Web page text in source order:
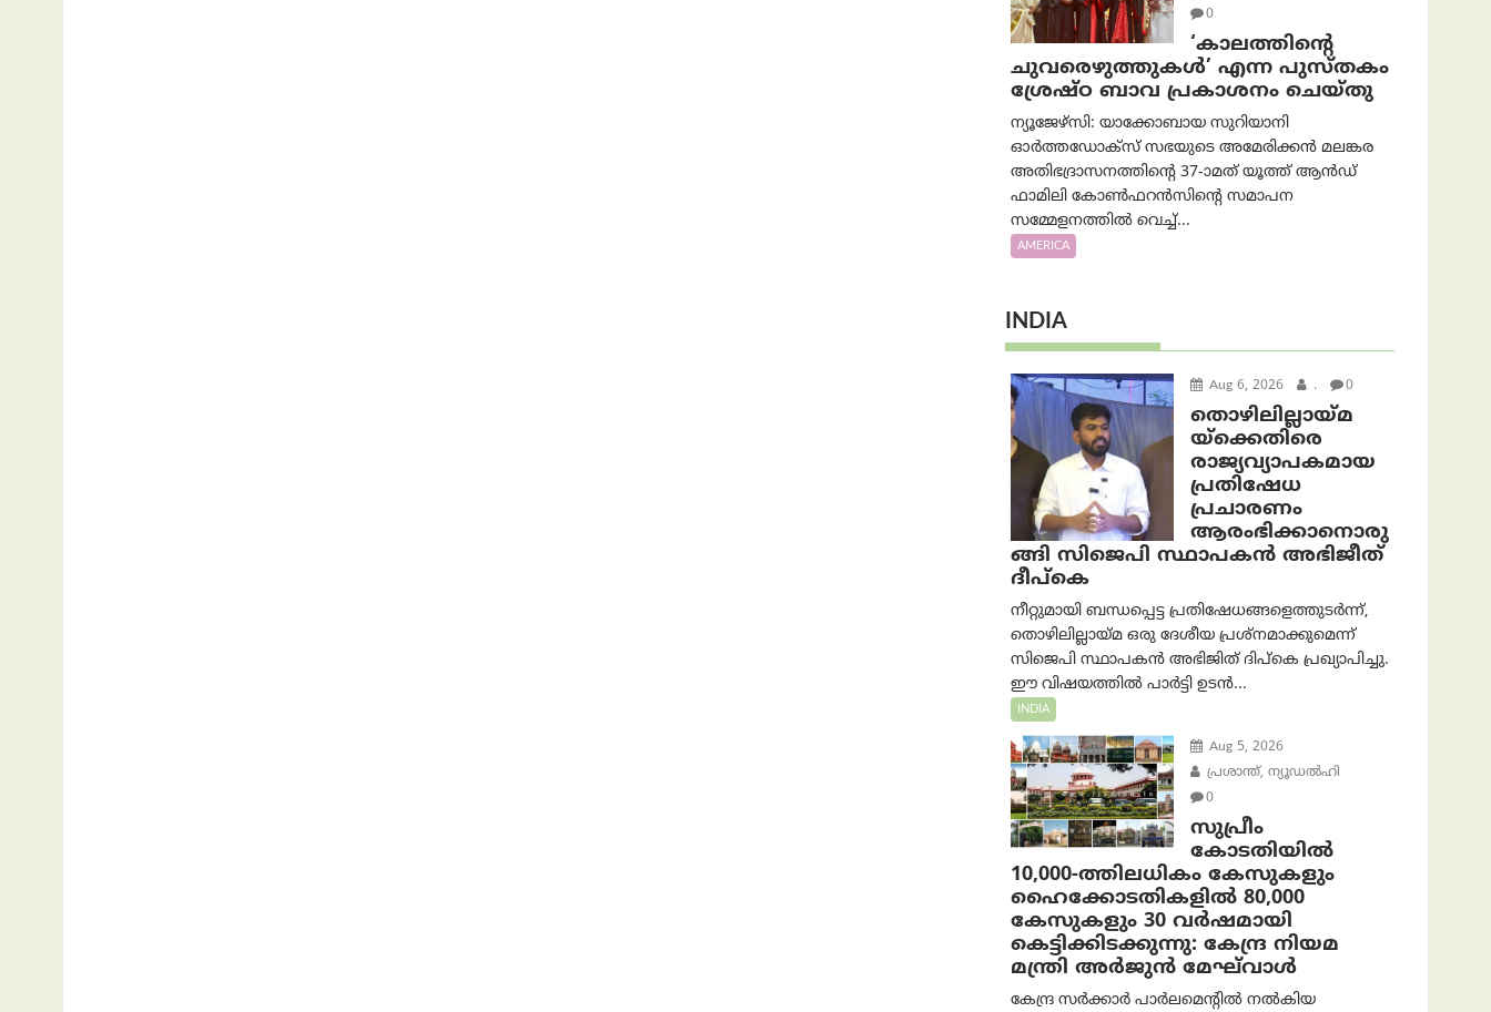
0
‘കാലത്തിന്‍റെ
ചുവരെഴുത്തുകള്‍’ എന്ന പുസ്തകം
ശ്രേഷ്ഠ ബാവ പ്രകാശനം ചെയ്തു
ന്യൂജേഴ്സി: യാക്കോബായ സുറിയാനി
ഓര്‍ത്തഡോക്സ് സഭയുടെ അമേരിക്കന്‍ മലങ്കര
അതിഭദ്രാസനത്തിന്‍റെ 37-ാമത് യൂത്ത് ആന്‍ഡ്
ഫാമിലി കോണ്‍ഫറന്‍സിന്‍റെ സമാപന
സമ്മേളനത്തില്‍ വെച്ച്...
AMERICA
INDIA
Aug 6, 2026 . 0
തൊഴിലില്ലായ്മ
യ്ക്കെതിരെ
രാജ്യവ്യാപകമായ
പ്രതിഷേധ
പ്രചാരണം
ആരംഭിക്കാനൊരു
ങ്ങി സിജെപി സ്ഥാപകന്‍ അഭിജീത്
ദീപ്കെ
നീറ്റുമായി ബന്ധപ്പെട്ട പ്രതിഷേധങ്ങളെത്തുടർന്ന്,
തൊഴിലില്ലായ്മ ഒരു ദേശീയ പ്രശ്നമാക്കുമെന്ന്
സിജെപി സ്ഥാപകൻ അഭിജിത് ദിപ്കെ പ്രഖ്യാപിച്ചു.
ഈ വിഷയത്തിൽ പാർട്ടി ഉടൻ...
INDIA
Aug 5, 2026
പ്രശാന്ത്, ന്യൂഡല്‍ഹി
0
സുപ്രീം
കോടതിയിൽ
10,000-ത്തിലധികം കേസുകളും
ഹൈക്കോടതികളിൽ 80,000
കേസുകളും 30 വർഷമായി
കെട്ടിക്കിടക്കുന്നു: കേന്ദ്ര നിയമ
മന്ത്രി അര്‍ജുന്‍ മേഘ്‌വാള്‍
കേന്ദ്ര സർക്കാർ പാർലമെന്റിൽ നൽകിയ